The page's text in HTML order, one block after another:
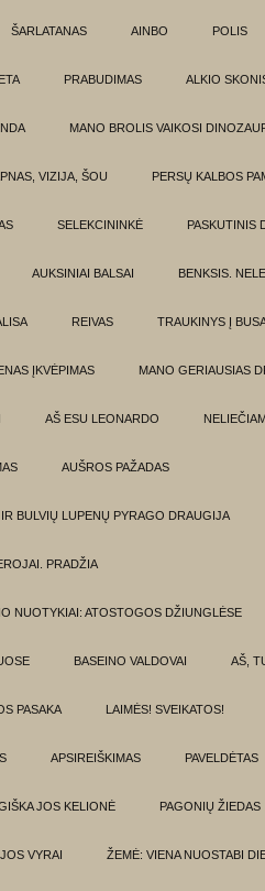
ŠARLATANAS AINBO POLIS
PRABUDIMAS ALKIO
MANO BROLIS VAIKOSI
VIZIJA, ŠOU PERSŲ KALBOS
SELEKCININKĖ PASKUTINIS
AUKSINIAI BALSAI BENKSIS.
REIVAS TRAUKINYS Į
ĮKVĖPIMAS MANO GERIAUSIAS
AŠ ESU LEONARDO
AUŠROS PAŽADAS
BULVIŲ LUPENŲ PYRAGO DRAUGIJA
PRADŽIA
NUOTYKIAI: ATOSTOGOS DŽIUNGLĖSE
BASEINO VALDOVAI AŠ,
PASAKA LAIMĖS! SVEIKATOS!
APSIREIŠKIMAS PAVELDĖTAS
JOS KELIONĖ PAGONIŲ ŽIEDAS
VYRAI ŽEMĖ: VIENA NUOSTABI